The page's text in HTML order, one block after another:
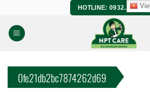
nội
dung
HOTLINE: 0932.266.458
0fe21db2bc7874262d69